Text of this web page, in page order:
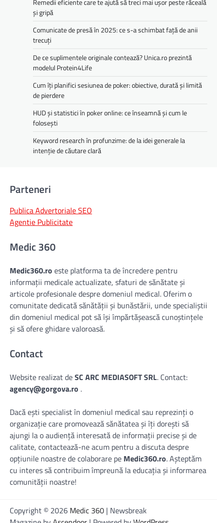
Remedii eficiente care te ajută să treci mai ușor peste răceală
și gripă
Comunicate de presă în 2025: ce s-a schimbat față de anii
trecuți
De ce suplimentele originale contează? Unica.ro prezintă
modelul Protein4Life
Cum îți planifici sesiunea de poker: obiective, durată și limită
de pierdere
HUD și statistici în poker online: ce înseamnă și cum le
folosești
Keyword research în profunzime: de la idei generale la
intenție de căutare clară
Parteneri
Publica Advertoriale SEO
Agentie Publicitate
Medic 360
Medic360.ro este platforma ta de încredere pentru
informații medicale actualizate, sfaturi de sănătate și
articole profesionale despre domeniul medical. Oferim o
comunitate dedicată sănătății și bunăstării, unde specialiștii
din domeniul medical pot să își împărtășească cunoștințele
și să ofere ghidare valoroasă.
Contact
Website realizat deSC ARC MEDIASOFT SRL. Contact:
agency@gorgova.ro .
Dacă ești specialist în domeniul medical sau reprezinți o
organizație care promovează sănătatea și îți dorești să
ajungi la o audiență interesată de informații precise și de
calitate, contactează-ne acum pentru a discuta despre
opțiunile noastre de colaborare pe Medic360.ro. Așteptăm
cu interes să contribuim împreună la educația și informarea
comunității noastre!
Copyright © 2026 Medic 360 | Newsbreak